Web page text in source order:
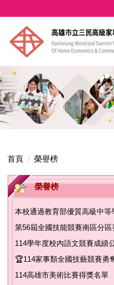
到
要
容
首頁 榮譽榜
榮譽榜
本校通過教育部優質高級中等
第56屆全國技能競賽南區分
114學年度校內語文競賽成績
🏆114家事類全國技藝競賽勇
114高雄市美術比賽得獎名單